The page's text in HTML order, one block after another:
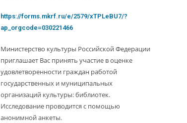
https://forms.mkrf.ru/e/2579/xTPLeBU7/?
ap_orgcode=030221466
Министерство культуры Российской Федерации
приглашает Вас принять участие в оценке
удовлетворенности граждан работой
государственных и муниципальных
организаций культуры: библиотек.
Исследование проводится с помощью
анонимной анкеты.